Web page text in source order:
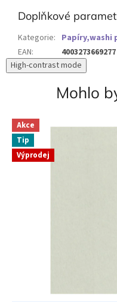
Doplňkové
Kategorie: Papíry,washi
EAN:
4003273669277
High-contrast mode
Mohlo
Akce
Tip
Výprodej